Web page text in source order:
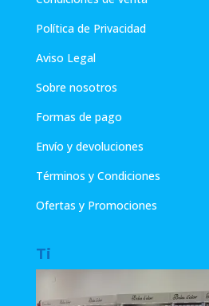
Política de Privacidad
Aviso Legal
Sobre nosotros
Formas de pago
Envío y devoluciones
Términos y Condiciones
Ofertas y Promociones
Ti